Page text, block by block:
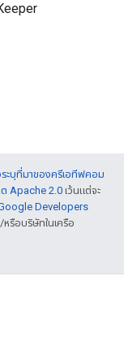
ะบุที่มาของครีเอทีฟคอม
Apache 2.0เว้นแต่จะ
Developers
รือบริษัทในเครือ